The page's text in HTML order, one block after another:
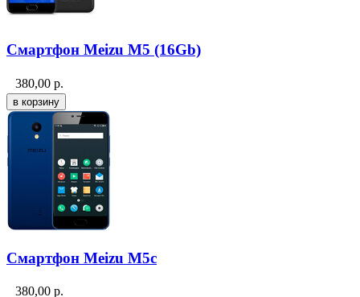
Смартфон Meizu M5 (16Gb)
380,00 р.
Смартфон Meizu M5c
380,00 р.